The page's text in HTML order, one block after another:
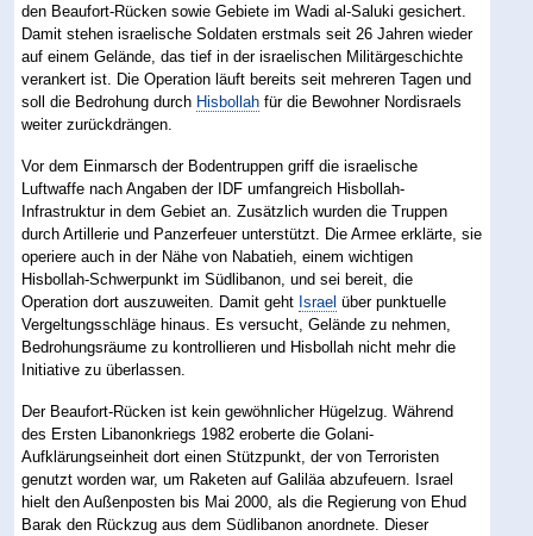
den Beaufort-Rücken sowie Gebiete im Wadi al-Saluki gesichert.
Damit stehen israelische Soldaten erstmals seit 26 Jahren wieder
auf einem Gelände, das tief in der israelischen Militärgeschichte
verankert ist. Die Operation läuft bereits seit mehreren Tagen und
soll die Bedrohung durch Hisbollah für die Bewohner Nordisraels
weiter zurückdrängen.
Vor dem Einmarsch der Bodentruppen griff die israelische
Luftwaffe nach Angaben der IDF umfangreich Hisbollah-
Infrastruktur in dem Gebiet an. Zusätzlich wurden die Truppen
durch Artillerie und Panzerfeuer unterstützt. Die Armee erklärte, sie
operiere auch in der Nähe von Nabatieh, einem wichtigen
Hisbollah-Schwerpunkt im Südlibanon, und sei bereit, die
Operation dort auszuweiten. Damit geht Israel über punktuelle
Vergeltungsschläge hinaus. Es versucht, Gelände zu nehmen,
Bedrohungsräume zu kontrollieren und Hisbollah nicht mehr die
Initiative zu überlassen.
Der Beaufort-Rücken ist kein gewöhnlicher Hügelzug. Während
des Ersten Libanonkriegs 1982 eroberte die Golani-
Aufklärungseinheit dort einen Stützpunkt, der von Terroristen
genutzt worden war, um Raketen auf Galiläa abzufeuern. Israel
hielt den Außenposten bis Mai 2000, als die Regierung von Ehud
Barak den Rückzug aus dem Südlibanon anordnete. Dieser